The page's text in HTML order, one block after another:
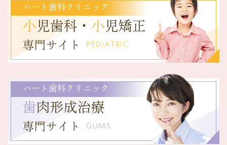
ハート歯科クリニック
小 児歯科・小児矯正
専門サイト PEDIATRIC
ハート歯科クリニック
歯肉形成治療
専門サイト GUMS